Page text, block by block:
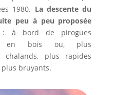
1980. La descente du
peu à peu proposée
à bord de pirogues
en bois ou, plus
chalands, plus rapides
bruyants.